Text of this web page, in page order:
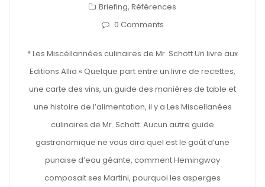
Briefing, Références
0 Comments
* Les Miscéllannées culinaires de Mr. Schott Un livre aux
Editions Allia « Quelque part entre un livre de recettes,
une carte des vins, un guide des manières de table et
une histoire de l’alimentation, il y a Les Miscellanées
culinaires de Mr. Schott. Aucun autre guide
gastronomique ne vous dira quel est le goût d’une
punaise d’eau géante, comment Hemingway
composait ses Martini, pourquoi les asperges